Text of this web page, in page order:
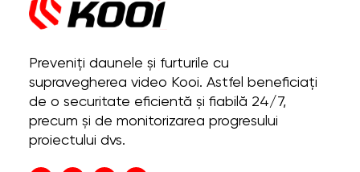
Preveniți daunele și furturile cu
supravegherea video Kooi. Astfel beneficiați
de o securitate eficientă și fiabilă 24/7,
precum și de monitorizarea progresului
proiectului dvs.